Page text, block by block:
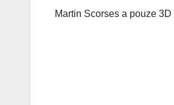
Martin Scorses a pouze 3D